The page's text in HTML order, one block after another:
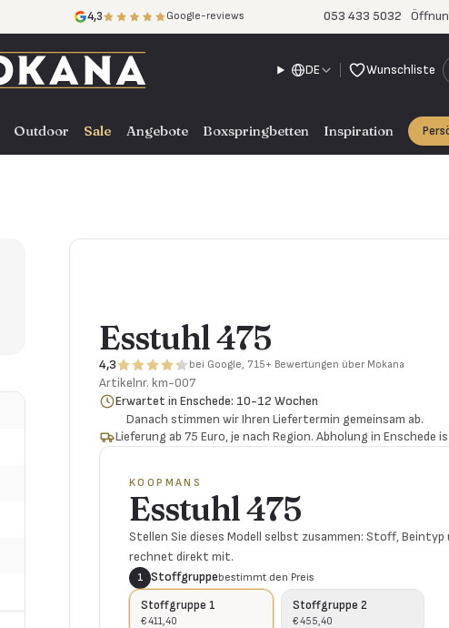
4,3 Google-reviews 053 433 5032
DE Wunschliste
Outdoor Sale Angebote Boxspringbetten Inspiration
Esstuhl 475
4,3 bei Google, 715+ Bewertungen über Mokana
Artikelnr. km-007
Erwartet in Enschede: 10-12 Wochen
Danach stimmen wir Ihren Liefertermin gemeinsam ab.
Lieferung ab 75 Euro, je nach Region. Abholung in Enschede
KOOPMANS
Esstuhl 475
Stellen Sie dieses Modell selbst zusammen: Stoff, Beintyp
rechnet direkt mit.
1 Stoffgruppebestimmt den Preis
Stoffgruppe 1
€ 411,40
Stoffgruppe 2
€ 455,40